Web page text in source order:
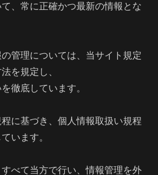
、常に正確かつ最新の情報とな
管理については、当サイト規定
を規定し、
徹底しています。
に基づき、個人情報取扱い規程
います。
べて当方で行い、情報管理を外